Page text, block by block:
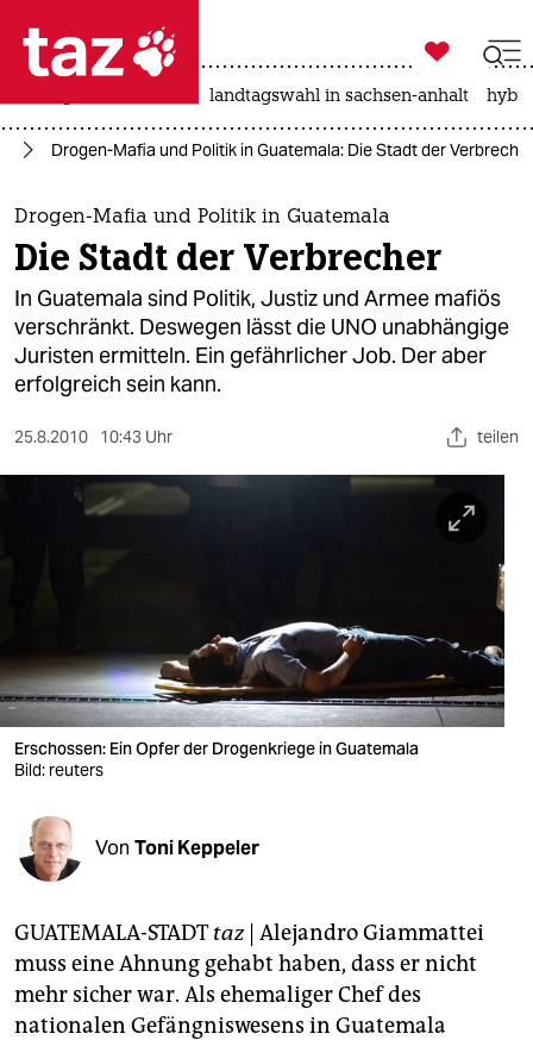
 taz zahl ich
taz zahl ich
themen
politik
öko
gesellschaft
kultur
sport
wahrheit
verlag
verlag
shop
fragen & hilfe
unterstützen
abo
genossenschaft

taz zahl ich
landtagswahl in sachsen-anhalt
Drogen-Mafia und Politik in Guatemala: Die Stadt der Verbrecher
Drogen-Mafia und Politik in Guatemala
Die Stadt der Verbrecher
In Guatemala sind Politik, Justiz und Armee mafiös
verschränkt. Deswegen lässt die UNO unabhängige
Juristen ermitteln. Ein gefährlicher Job. Der aber
erfolgreich sein kann.
25.8.2010 10:43 Uhr teilen
Erschossen: Ein Opfer der Drogenkriege in Guatemala
Bild: reuters
Von Toni Keppeler
GUATEMALA-STADTtaz| Alejandro Giammattei
muss eine Ahnung gehabt haben, dass er nicht
mehr sicher war. Als ehemaliger Chef des
nationalen Gefängniswesens in Guatemala